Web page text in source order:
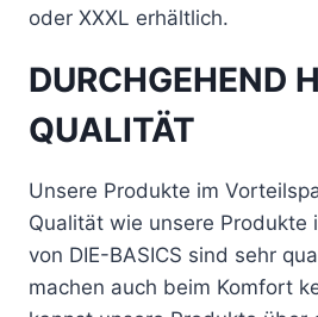
oder XXXL erhältlich.
DURCHGEHEND
QUALITÄT
Unsere Produkte im
Qualität wie unsere Produkte
von DIE-BASICS sind sehr
machen auch beim Komfort